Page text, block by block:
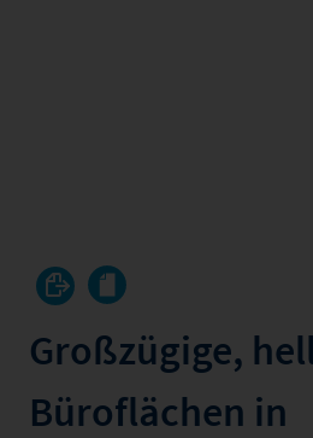
Großzügige,
Büroflächen in